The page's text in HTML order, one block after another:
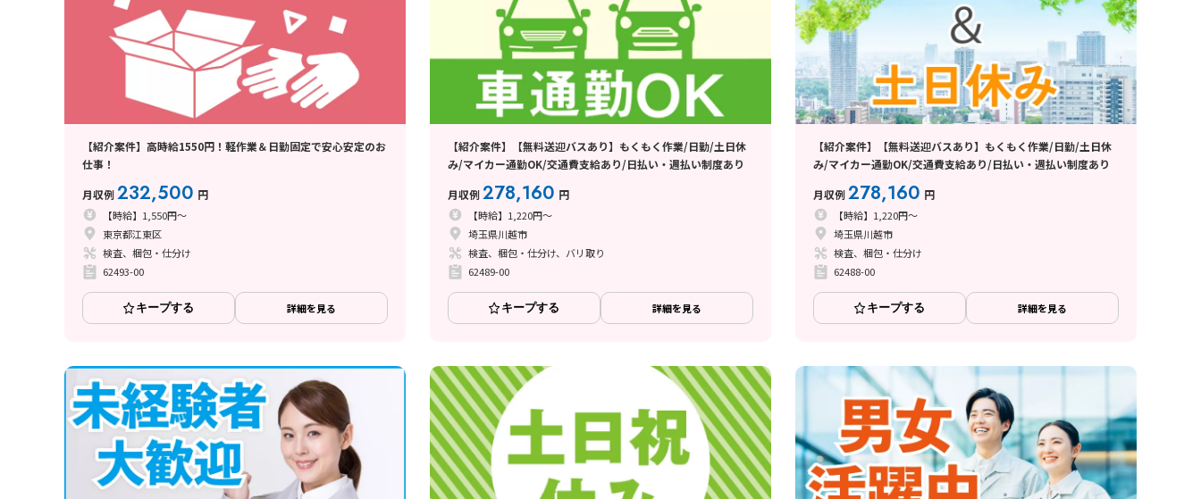
【紹介案件】高時給1550円！軽作業＆日勤固定で安心安定のお
仕事！
月収例232,500 円
【時給】1,550円～
東京都江東区
検査、梱包・仕分け
62493-00
キープする 詳細を見る
【紹介案件】【無料送迎バスあり】もくもく作業/日勤/土日休
み/マイカー通勤OK/交通費支給あり/日払い・週払い制度あり
月収例278,160 円
【時給】1,220円～
埼玉県川越市
検査、梱包・仕分け、バリ取り
62489-00
キープする 詳細を見る
【紹介案件】【無料送迎バスあり】もくもく作業/日勤/土日休
み/マイカー通勤OK/交通費支給あり/日払い・週払い制度あり
月収例278,160 円
【時給】1,220円～
埼玉県川越市
検査、梱包・仕分け
62488-00
キープする 詳細を見る